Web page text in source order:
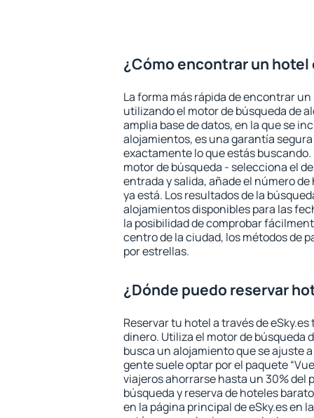
¿Cómo encontrar un hotel
La forma más rápida de encontrar
utilizando el motor de búsqueda de
amplia base de datos, en la que se
alojamientos, es una garantía
exactamente lo que estás buscando.
motor de búsqueda - selecciona el
entrada y salida, añade el número
ya está. Los resultados de la
alojamientos disponibles para las
la posibilidad de comprobar
centro de la ciudad, los métodos de
por estrellas.
¿Dónde puedo reservar
Reservar tu hotel a través de
dinero. Utiliza el motor de búsqueda
busca un alojamiento que se ajuste
gente suele optar por el paquete
viajeros ahorrarse hasta un 30% del
búsqueda y reserva de hoteles
en la página principal de eSky.es en